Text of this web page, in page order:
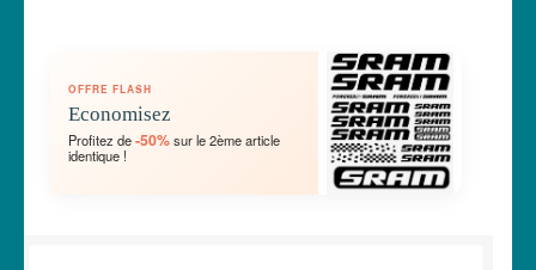
🐾 Stickers Animaux
🏡 Stickers décoration maison
OFFRE FLASH
Economisez
Profitez de-50%sur le 2ème article
identique !